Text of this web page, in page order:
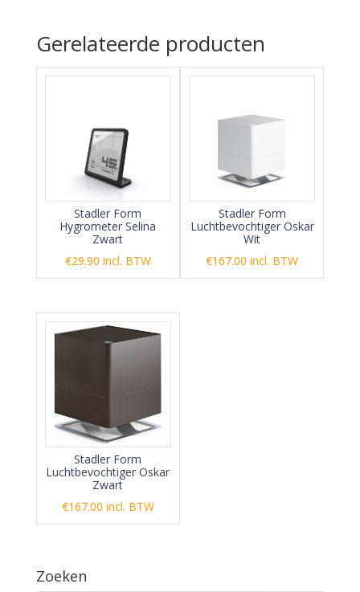
Gerelateerde producten
Stadler Form
Hygrometer Selina
Zwart
€29.90 incl. BTW
Stadler Form
Luchtbevochtiger Oskar
Wit
€167.00 incl. BTW
Stadler Form
Luchtbevochtiger Oskar
Zwart
€167.00 incl. BTW
Zoeken